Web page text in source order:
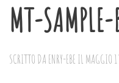
MT-
SCRITTO DA ENRY-EBE IL MAGGIO